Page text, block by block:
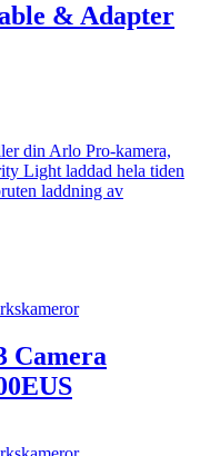
& Adapter
din Arlo Pro-kamera,
Light laddad hela tiden
laddning av
Camera